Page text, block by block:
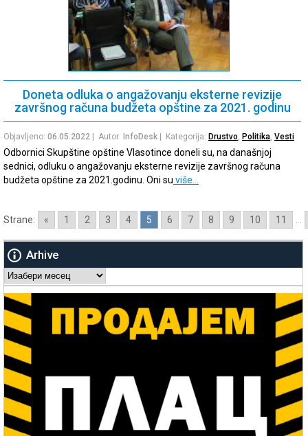
Doneta odluka o angažovanju eksterne revizije
završnog računa budžeta opštine za 2021. godinu
Objavljeno: 06.05.2022 | Autor: InfoDesk | Kategorija: Drustvo Politika Vesti
Odbornici Skupštine opštine Vlasotince doneli su, na današnjoj
sednici, odluku o angažovanju eksterne revizije završnog računa
budžeta opštine za 2021.godinu. Oni su više…
Strane: « 1 2 3 4 5 6 7 8 9 10 11
Arhive
Arhive